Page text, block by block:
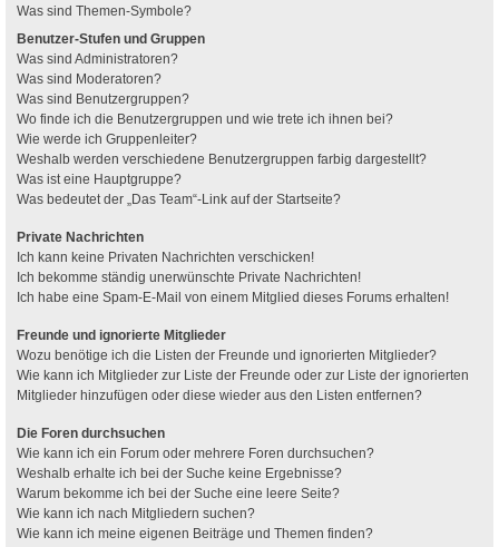
Was sind Themen-Symbole?
Benutzer-Stufen und Gruppen
Was sind Administratoren?
Was sind Moderatoren?
Was sind Benutzergruppen?
Wo finde ich die Benutzergruppen und wie trete ich ihnen bei?
Wie werde ich Gruppenleiter?
Weshalb werden verschiedene Benutzergruppen farbig dargestellt?
Was ist eine Hauptgruppe?
Was bedeutet der „Das Team“-Link auf der Startseite?
Private Nachrichten
Ich kann keine Privaten Nachrichten verschicken!
Ich bekomme ständig unerwünschte Private Nachrichten!
Ich habe eine Spam-E-Mail von einem Mitglied dieses Forums erhalten!
Freunde und ignorierte Mitglieder
Wozu benötige ich die Listen der Freunde und ignorierten Mitglieder?
Wie kann ich Mitglieder zur Liste der Freunde oder zur Liste der ignorierten
Mitglieder hinzufügen oder diese wieder aus den Listen entfernen?
Die Foren durchsuchen
Wie kann ich ein Forum oder mehrere Foren durchsuchen?
Weshalb erhalte ich bei der Suche keine Ergebnisse?
Warum bekomme ich bei der Suche eine leere Seite?
Wie kann ich nach Mitgliedern suchen?
Wie kann ich meine eigenen Beiträge und Themen finden?